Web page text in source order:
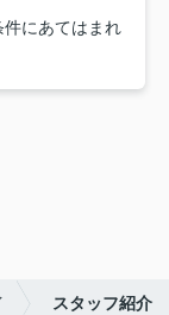
にあてはまれ
スタッフ紹介